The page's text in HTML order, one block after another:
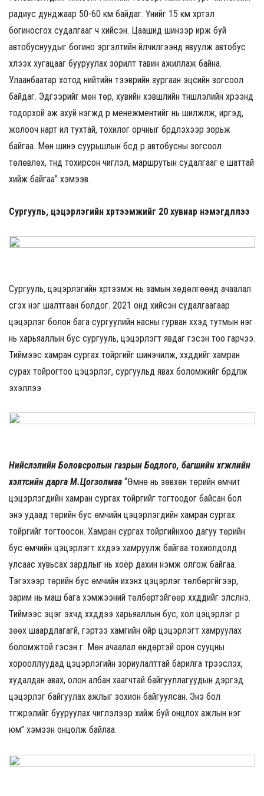
радиус дунджаар 50-60 км байдаг. Үүнийг 15 км хүртэл
богиносгох судалгааг ч хийсэн. Цаашид шинээр ирж буй
автобуснуудыг богино эргэлтийн үйлчилгээнд явуулж автобус
хүлээх хугацааг бууруулах зорилт тавин ажиллаж байна.
Улаанбаатар хотод нийтийн тээврийн зургаан эцсийн зогсоол
байдаг. Эдгээрийг мөн төр, хувийн хэвшлийн түншлэлийн хүрээнд
тодорхой аж ахуй нэгжүүд рүү менежментийг нь шилжүүлж, иргэд,
жолооч нарт илүү тухтай, тохилог орчныг бүрдүүлэхээр зорьж
байгаа. Мөн шинэ суурьшлын бүсүүд рүү автобусны зогсоол
төлөвлөх, түүнд тохирсон чиглэл, маршрутын судалгааг үе шаттай
хийж байгаа” хэмээв.
Сургууль, цэцэрлэгийн хүртээмжийг 20 хувиар нэмэгдүүллээ
Сургууль, цэцэрлэгийн хүртээмж нь замын хөдөлгөөнд ачаалал
үүсгэх нэг шалтгаан болдог. 2021 онд хийсэн судалгаагаар
цэцэрлэг болон бага сургуулийн насны гурван хүүхэд тутмын нэг
нь харьяаллын бус сургууль, цэцэрлэгт явдаг гэсэн тоо гарчээ.
Тиймээс хамран сургах тойргийг шинэчилж, хүүхдүүдийг хамран
сурах тойрогтоо цэцэрлэг, сургуульд явах боломжийг бүрдүүлж
эхэллээ.
Нийслэлийн Боловсролын газрын Бодлого, багшийн хөгжлийн
хэлтсийн дарга М.Цогзолмаа “Өмнө нь зөвхөн төрийн өмчит
цэцэрлэгүүдийн хамран сургах тойргийг тогтоодог байсан бол
энэ удаад төрийн бус өмчийн цэцэрлэгүүдийн хамран сургах
тойргийг тогтоосон. Хамран сургах тойргийнхоо дагуу төрийн
бус өмчийн цэцэрлэгт хүүхдээ хамруулж байгаа тохиолдолд
улсаас хувьсах зардлыг нь хоёр дахин нэмж олгож байгаа.
Тэгэхээр төрийн бус өмчийн ихэнх цэцэрлэг төлбөргүйгээр,
зарим нь маш бага хэмжээний төлбөртэйгөөр хүүхдүүдийг элсүүлнэ.
Тиймээс эцэг эхчүүд хүүхдүүдээ харьяаллын бус, хол цэцэрлэг рүү
зөөх шаардлагагүй, гэртээ хамгийн ойр цэцэрлэгт хамруулах
боломжтой гэсэн үг. Мөн ачаалал өндөртэй орон сууцны
хорооллуудад цэцэрлэгийн зориулалттай барилга түрээслэх,
худалдан авах, олон албан хаагчтай байгууллагуудын дэргэд
цэцэрлэг байгуулах ажлыг зохион байгуулсан. Энэ бол
түгжрэлийг бууруулах чиглэлээр хийж буй онцлох ажлын нэг
юм” хэмээн онцолж байлаа.